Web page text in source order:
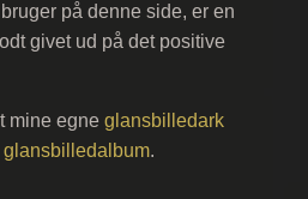
på denne side, er en
givet ud på det positive
mine egne glansbilledark
glansbilledalbum.